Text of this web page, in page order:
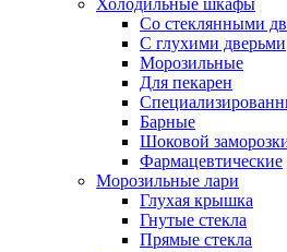
Со стеклянными
С глухими дверьми
Морозильные
Для пекарен
Барные
Шоковой
Фармацевтические
Морозильные лари
Глухая крышка
Гнутые стекла
Прямые стекла